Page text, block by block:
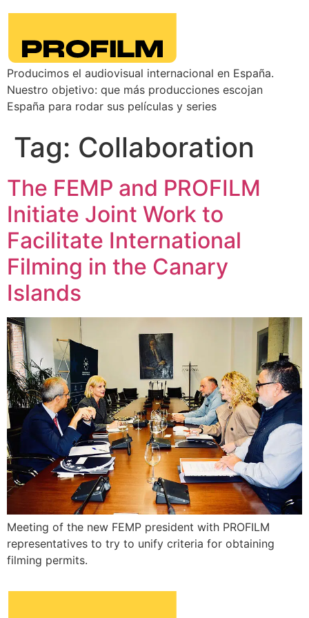
Producimos el audiovisual internacional en España.
Nuestro objetivo: que más producciones escojan
España para rodar sus películas y series
Tag: Collaboration
The FEMP and PROFILM
Initiate Joint Work to
Facilitate International
Filming in the Canary
Islands
Meeting of the new FEMP president with PROFILM
representatives to try to unify criteria for obtaining
filming permits.